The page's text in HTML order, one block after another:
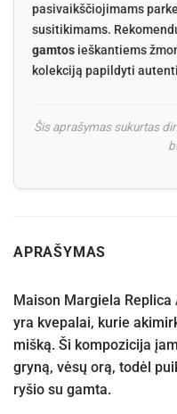
pasivaikščiojimams
susitikimams.
gamtos ieškantiems
kolekciją papildyti
Šis aprašymas sukurtas
APRAŠYMAS
Maison Margiela
yra kvepalai, kurie
mišką. Ši kompozicija
gryną, vėsų orą, todėl
ryšio su gamta.